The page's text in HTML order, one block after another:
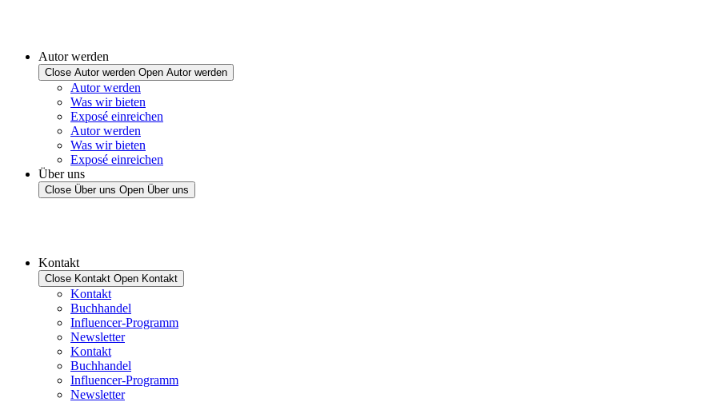
Autor werden
Close Autor werden Open Autor werden
Autor werden
Was wir bieten
Exposé einreichen
Autor werden
Was wir bieten
Exposé einreichen
Über uns
Close Über uns Open Über uns
Kontakt
Close Kontakt Open Kontakt
Kontakt
Buchhandel
Influencer-Programm
Newsletter
Kontakt
Buchhandel
Influencer-Programm
Newsletter